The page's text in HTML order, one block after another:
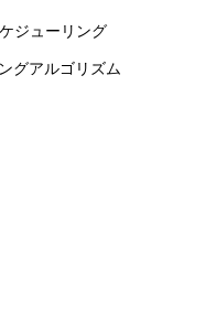
ジューリング
グアルゴリズム